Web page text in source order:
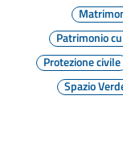
Patrimonio
Protezione civile
Spazio